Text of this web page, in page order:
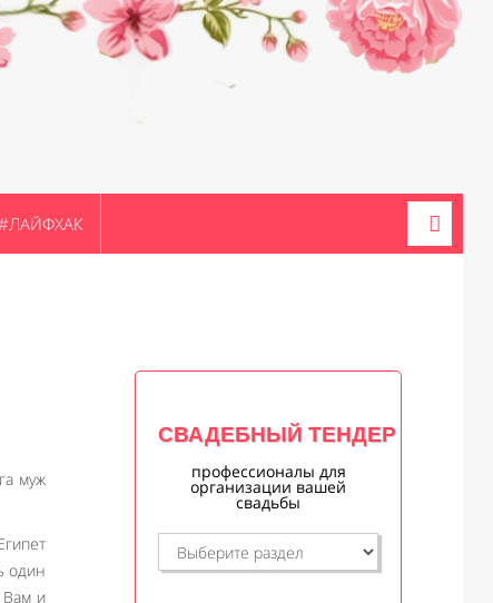
муж
один
Вам и
СВАДЕБНЫЙ ТЕНДЕР
профессионалы для
организации вашей
свадьбы